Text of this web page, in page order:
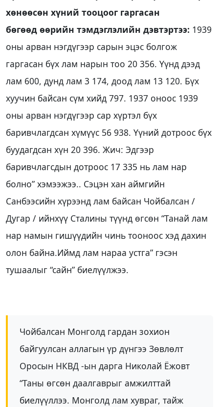
хөнөөсөн хүний тооцоог гаргасан
бөгөөд өөрийн тэмдэглэлийн дэвтэртээ: 1939
оны арван нэгдүгээр сарын эцэс болгож
гаргасан бүх лам нарын тоо 20 356. Үүнд дээд
лам 600, дунд лам 3 174, доод лам 13 120. Бүх
хуучин байсан сүм хийд 797. 1937 оноос 1939
оны арван нэгдүгээр сар хүртэл бүх
баривчлагдсан хүмүүс 56 938. Үүний дотроос бүх
буудагдсан хүн 20 396. Жич: Эдгээр
баривчлагсдын дотроос 17 335 нь лам нар
болно” хэмээжээ.. Сэцэн хан аймгийн
Санбээсийн хүрээнд лам байсан Чойбалсан /
Дугар / ийнхүү Сталины түүнд өгсөн “Танай лам
нар намын гишүүдийн чинь тооноос хэд дахин
олон байна.Иймд лам нараа устга” гэсэн
тушаалыг “сайн” биелүүлжээ.
Чойбалсан Монголд гардан зохион
байгуулсан аллагын үр дүнгээ Зөвлөлт
Оросын НКВД -ын дарга Николай Ёжовт
“Таны өгсөн даалгаврыг амжилттай
биелүүллээ. Монголд лам хувраг, тайж